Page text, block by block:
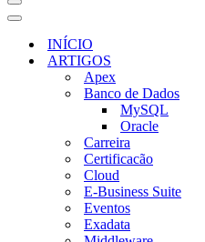
Menu
de
navegação
Menu
navegaçãoINÍCIO
ARTIGOS
Apex
Banco de Dados
MySQL
Oracle
Carreira
Certificacão
Cloud
E-Business Suite
Eventos
Exadata